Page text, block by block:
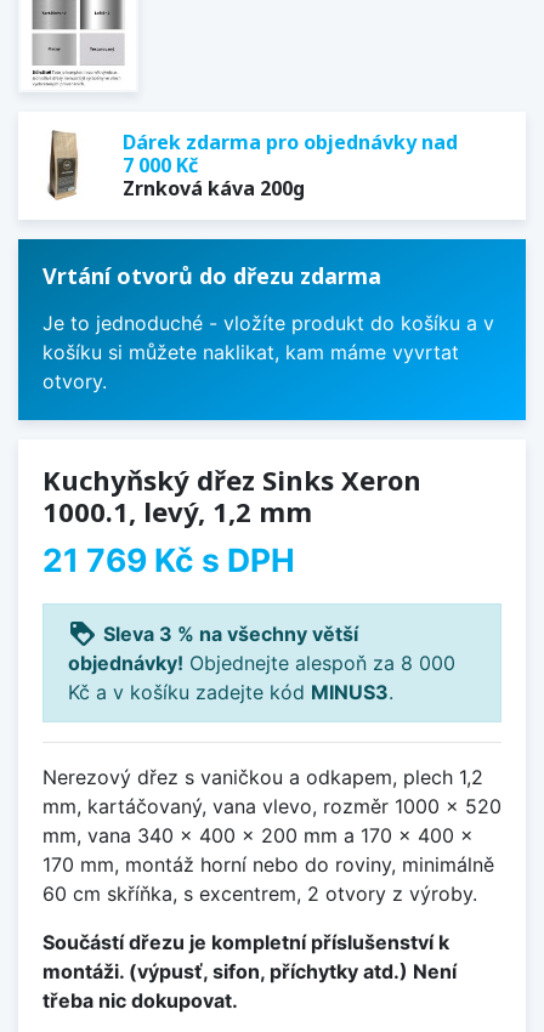
Dárek zdarma pro objednávky nad
7 000 Kč
Zrnková káva 200g
Vrtání otvorů do dřezu zdarma
Je to jednoduché - vložíte produkt do košíku a v
košíku si můžete naklikat, kam máme vyvrtat
otvory.
Kuchyňský dřez Sinks Xeron
1000.1, levý, 1,2 mm
21 769 Kč s DPH
loyalty Sleva 3 % na všechny větší
objednávky! Objednejte alespoň za 8 000
Kč a v košíku zadejte kód MINUS3.
Nerezový dřez s vaničkou a odkapem, plech 1,2
mm, kartáčovaný, vana vlevo, rozměr 1000 x 520
mm, vana 340 x 400 x 200 mm a 170 x 400 x
170 mm, montáž horní nebo do roviny, minimálně
60 cm skříňka, s excentrem, 2 otvory z výroby.
Součástí dřezu je kompletní příslušenství k
montáži. (výpusť, sifon, příchytky atd.) Není
třeba nic dokupovat.